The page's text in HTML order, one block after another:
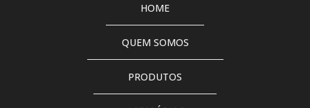
HOME
QUEM SOMOS
PRODUTOS